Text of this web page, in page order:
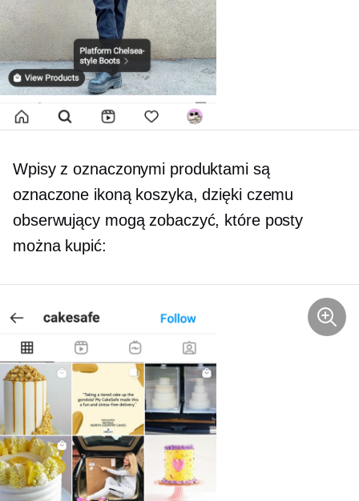
Wpisy z oznaczonymi produktami są
oznaczone ikoną koszyka, dzięki czemu
obserwujący mogą zobaczyć, które posty
można kupić: